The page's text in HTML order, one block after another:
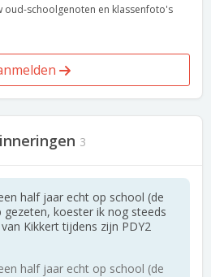
oud-schoolgenoten en klassenfoto's
3
half jaar echt op school (de
koester ik nog steeds
Kikkert tijdens zijn PDY2
half jaar echt op school (de